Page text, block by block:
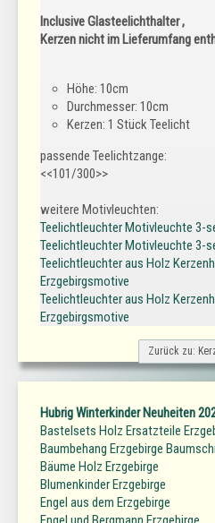
Inclusive Glasteelichthalter ,
Kerzen nicht im Lieferumfang
Höhe: 10cm
Durchmesser: 10cm
Kerzen: 1 Stück Teelicht
passende Teelichtzange:
<<101/300>>
weitere Motivleuchten:
Teelichtleuchter Motivleuchte 3-
Teelichtleuchter Motivleuchte 3-
Teelichtleuchter aus Holz
Erzgebirgsmotive
Teelichtleuchter aus Holz
Erzgebirgsmotive
Zurück zu:
Hubrig Winterkinder Neuheiten
Bastelsets Holz Ersatzteile
Baumbehang Erzgebirge
Bäume Holz Erzgebirge
Blumenkinder Erzgebirge
Engel aus dem Erzgebirge